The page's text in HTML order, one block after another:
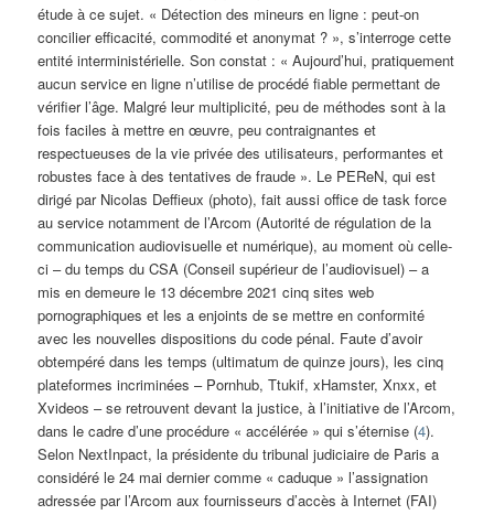
étude à ce sujet. « Détection des mineurs en ligne : peut-on
concilier efficacité, commodité et anonymat ? », s’interroge cette
entité interministérielle. Son constat : « Aujourd’hui, pratiquement
aucun service en ligne n’utilise de procédé fiable permettant de
vérifier l’âge. Malgré leur multiplicité, peu de méthodes sont à la
fois faciles à mettre en œuvre, peu contraignantes et
respectueuses de la vie privée des utilisateurs, performantes et
robustes face à des tentatives de fraude ». Le PEReN, qui est
dirigé par Nicolas Deffieux (photo), fait aussi office de task force
au service notamment de l’Arcom (Autorité de régulation de la
communication audiovisuelle et numérique), au moment où celle-
ci – du temps du CSA (Conseil supérieur de l’audiovisuel) – a
mis en demeure le 13 décembre 2021 cinq sites web
pornographiques et les a enjoints de se mettre en conformité
avec les nouvelles dispositions du code pénal. Faute d’avoir
obtempéré dans les temps (ultimatum de quinze jours), les cinq
plateformes incriminées – Pornhub, Ttukif, xHamster, Xnxx, et
Xvideos – se retrouvent devant la justice, à l’initiative de l’Arcom,
dans le cadre d’une procédure « accélérée » qui s’éternise (4).
Selon NextInpact, la présidente du tribunal judiciaire de Paris a
considéré le 24 mai dernier comme « caduque » l’assignation
adressée par l’Arcom aux fournisseurs d’accès à Internet (FAI)